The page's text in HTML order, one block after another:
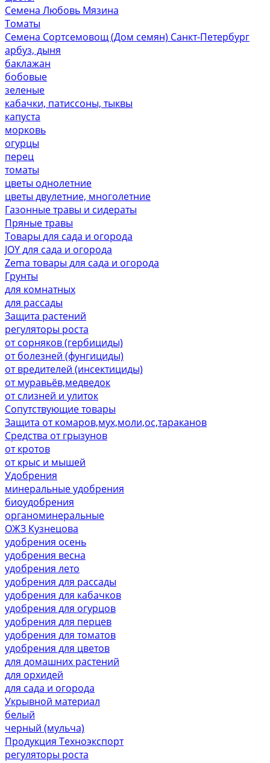
Семена Любовь Мязина
Томаты
Семена Сортсемовощ (Дом семян) Санкт-Петербург
арбуз, дыня
баклажан
бобовые
зеленые
кабачки, патиссоны, тыквы
капуста
морковь
огурцы
перец
томаты
цветы однолетние
цветы двулетние, многолетние
Газонные травы и сидераты
Пряные травы
Товары для сада и огорода
JOY для сада и огорода
Zema товары для сада и огорода
Грунты
для комнатных
для рассады
Защита растений
регуляторы роста
от сорняков (гербициды)
от болезней (фунгициды)
от вредителей (инсектициды)
от муравьёв,медведок
от слизней и улиток
Сопутствующие товары
Защита от комаров,мух,моли,ос,тараканов
Средства от грызунов
от кротов
от крыс и мышей
Удобрения
минеральные удобрения
биоудобрения
органоминеральные
ОЖЗ Кузнецова
удобрения осень
удобрения весна
удобрения лето
удобрения для рассады
удобрения для кабачков
удобрения для огурцов
удобрения для перцев
удобрения для томатов
удобрения для цветов
для домашних растений
для орхидей
для сада и огорода
Укрывной материал
белый
черный (мульча)
Продукция Техноэкспорт
регуляторы роста